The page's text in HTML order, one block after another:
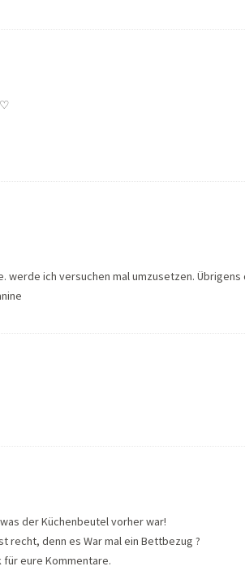
werde ich versuchen mal umzusetzen.
der Küchenbeutel vorher war!
recht, denn es War mal ein Bettbezug ?
für eure Kommentare.